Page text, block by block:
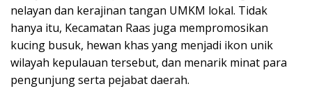
nelayan dan kerajinan tangan UMKM lokal. Tidak
hanya itu, Kecamatan Raas juga mempromosikan
kucing busuk, hewan khas yang menjadi ikon unik
wilayah kepulauan tersebut, dan menarik minat para
pengunjung serta pejabat daerah.